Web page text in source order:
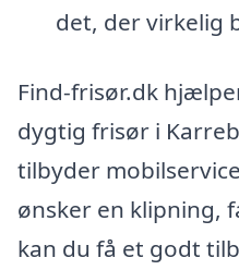
det, der virkelig
Find-frisør.dk
dygtig frisør i
tilbyder
ønsker en klipning,
kan du få et godt